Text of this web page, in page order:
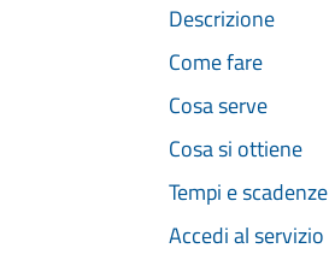
Descrizione
Come fare
Cosa serve
Cosa si ottiene
Tempi e scadenze
Accedi al servizio